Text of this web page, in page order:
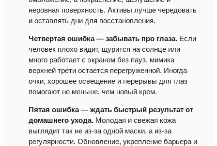
неровная поверхность. Активы лучше чередовать
и оставлять дни для восстановления.
Четвертая ошибка — забывать про глаза. Если
человек плохо видит, щурится на солнце или
много работает с экраном без пауз, мимика
верхней трети остается перегруженной. Иногда
очки, хорошее освещение и перерывы для глаз
помогают не меньше, чем новый крем.
Пятая ошибка — ждать быстрый результат от
домашнего ухода. Молодая и свежая кожа
выглядит так не из-за одной маски, а из-за
регулярности. Обновление, укрепление барьера и